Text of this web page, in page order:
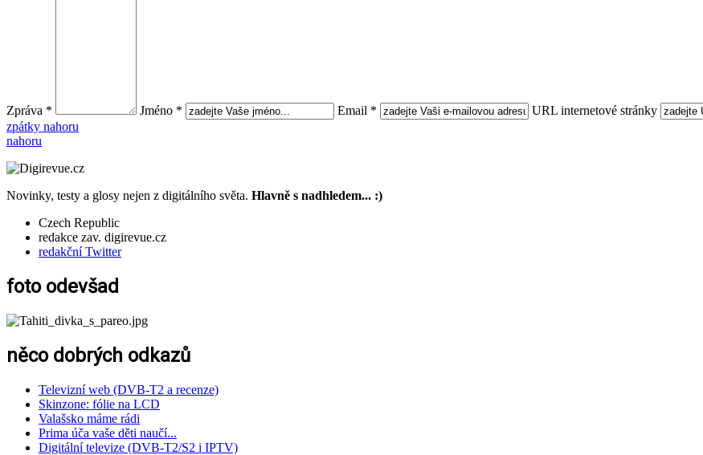
Zpráva * Jméno * Email *
URL internetové stránky
zpátky nahoru
nahoru
Novinky, testy a glosy nejen z digitálního světa. Hlavně s nadhledem... :)
Czech Republic
redakce zav. digirevue.cz
redakční Twitter
foto odevšad
něco dobrých odkazů
Televizní web (DVB-T2 a recenze)
Skinzone: fólie na LCD
Valašsko máme rádi
Prima úča vaše děti naučí...
Digitální televize (DVB-T2/S2 i IPTV)